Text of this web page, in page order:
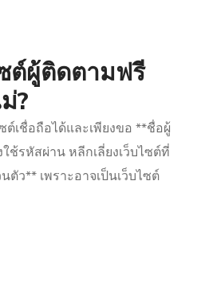
ซต์ผู้ติดตามฟรี
?
ต์เชื่อถือได้และเพียงขอ **ชื่อผู้
ช้รหัสผ่าน หลีกเลี่ยงเว็บไซต์ที่
ว** เพราะอาจเป็นเว็บไซต์